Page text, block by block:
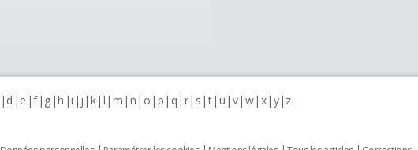
d e f g h i j k l m n o p q r s t u v w x y z